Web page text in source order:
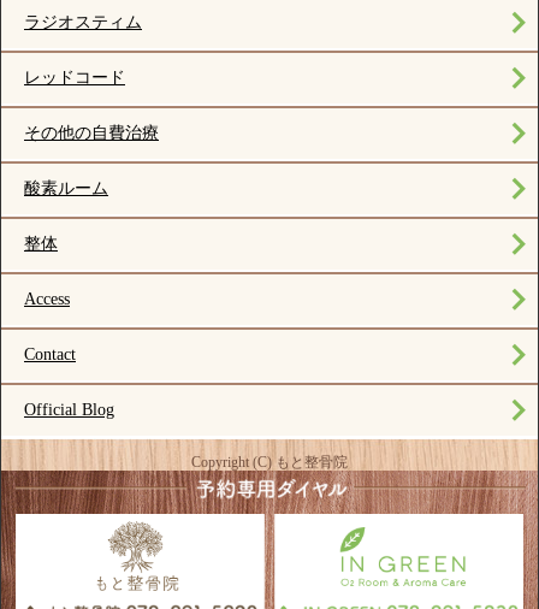
ラジオスティム
レッドコード
その他の自費治療
酸素ルーム
整体
Access
Contact
Official Blog
Copyright (C) もと整骨院